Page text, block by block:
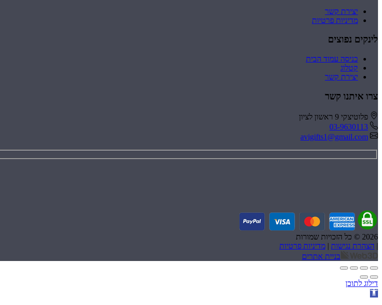
יצירת קשר
מדיניות פרטיות
לינקים נפוצים
כניסה עמוד הבית
קטלוג
יצירת קשר
צרו איתנו קשר
פלוטיצקי 9 ראשון לציון
03-9630113
avigifts1@gmail.com
2026
© כל הזכויות שמורות
| הצהרת נגישות | מדיניות פרטיות
בניית אתרים
דילוג לתוכן
פתח סרגל נגישות